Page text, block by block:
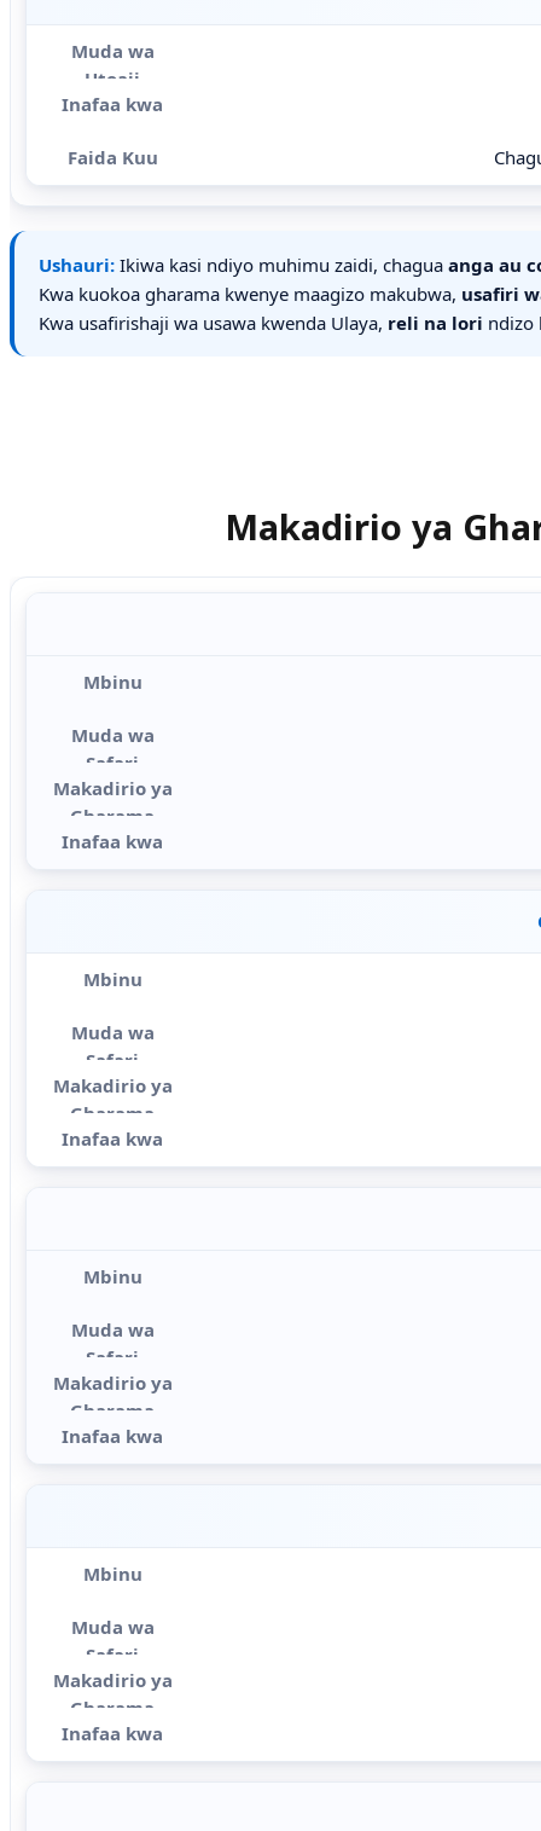
Ushauri: Ikiwa kasi ndiyo muhimu zaidi, chagua anga au
Kwa kuokoa gharama kwenye maagizo makubwa, usafiri
Kwa usafirishaji wa usawa kwenda Ulaya, reli na lori ndizo
Makadirio ya